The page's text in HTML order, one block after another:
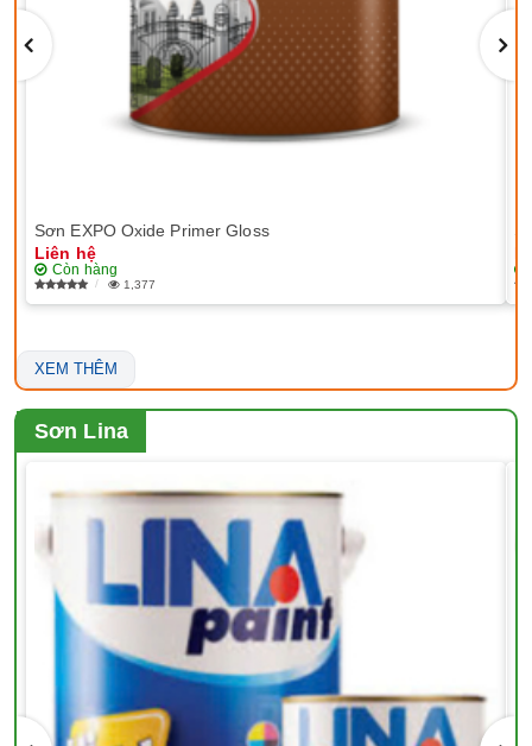
Sơn EXPO Oxide Primer Gloss
Liên hệ
Còn hàng
1,377
XEM THÊM
Sơn Lina